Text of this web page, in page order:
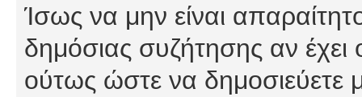
Ίσως να μην είναι
δημόσιας συζήτησης αν έχει
ούτως ώστε να δημοσιεύετε